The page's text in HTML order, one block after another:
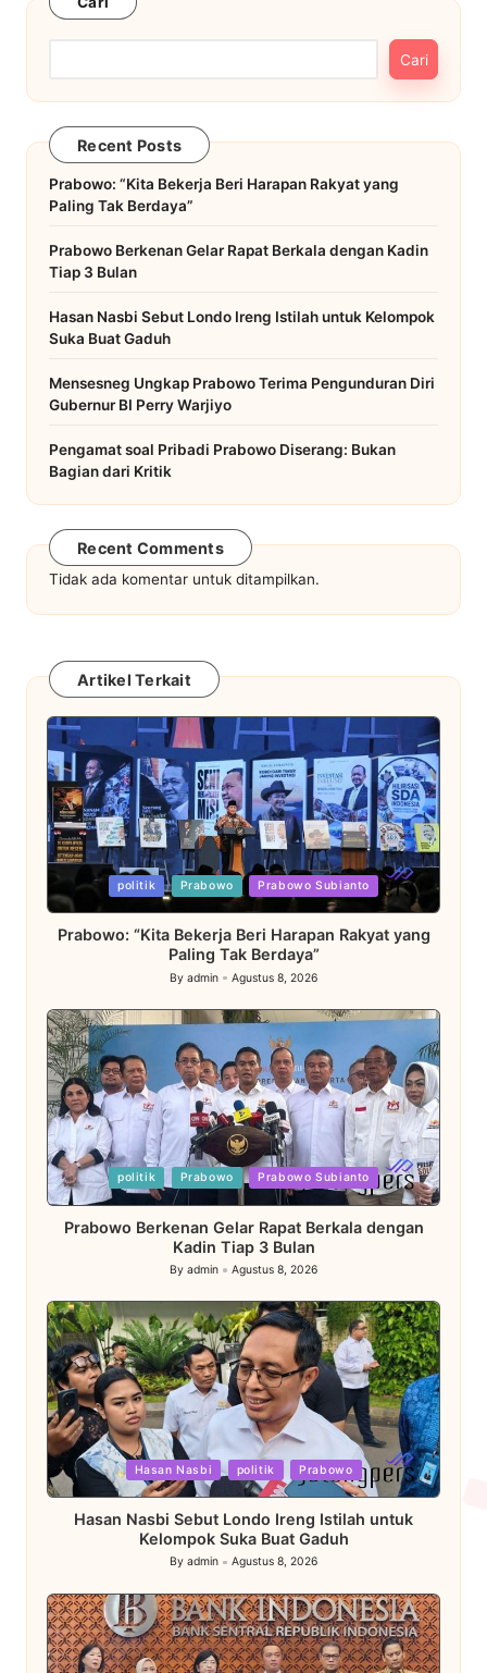
Cari
Recent Posts
Prabowo: “Kita Bekerja Beri Harapan Rakyat yang
Paling Tak Berdaya”
Prabowo Berkenan Gelar Rapat Berkala dengan Kadin
Tiap 3 Bulan
Hasan Nasbi Sebut Londo Ireng Istilah untuk Kelompok
Suka Buat Gaduh
Mensesneg Ungkap Prabowo Terima Pengunduran Diri
Gubernur BI Perry Warjiyo
Pengamat soal Pribadi Prabowo Diserang: Bukan
Bagian dari Kritik
Recent Comments
Tidak ada komentar untuk ditampilkan.
Artikel Terkait
Posted
in
politik Prabowo Prabowo Subianto
Prabowo: “Kita Bekerja Beri Harapan Rakyat yang
Paling Tak Berdaya”
Posted
By admin Agustus 8, 2026
Posted
in
politik Prabowo Prabowo Subianto
Prabowo Berkenan Gelar Rapat Berkala dengan
Kadin Tiap 3 Bulan
Posted
by
By admin Agustus 8, 2026
Posted
in
Hasan Nasbi politik Prabowo
Hasan Nasbi Sebut Londo Ireng Istilah untuk
Kelompok Suka Buat Gaduh
Posted
By admin Agustus 8, 2026